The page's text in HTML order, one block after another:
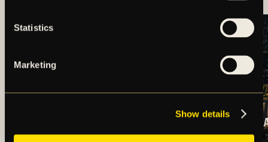
Statistics
Marketing
Show details
HERRLAGET V.32
DJURGÅRDEN